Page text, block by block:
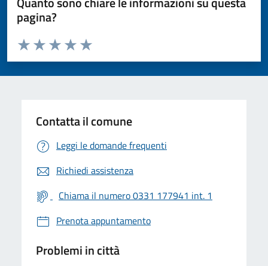
pagina?
Valuta da 1 a 5 stelle la pagina
Valuta 5 stelle su 5
Valuta 4 stelle su 5
Valuta 3 stelle su 5
Valuta 2 stelle su 5
Valuta 1 stelle su 5
Contatta il comune
Leggi le domande frequenti
Richiedi assistenza
Chiama il numero 0331 177941 int. 1
Prenota appuntamento
Problemi in città